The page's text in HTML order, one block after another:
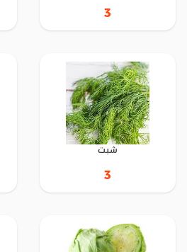
3
شبت
3